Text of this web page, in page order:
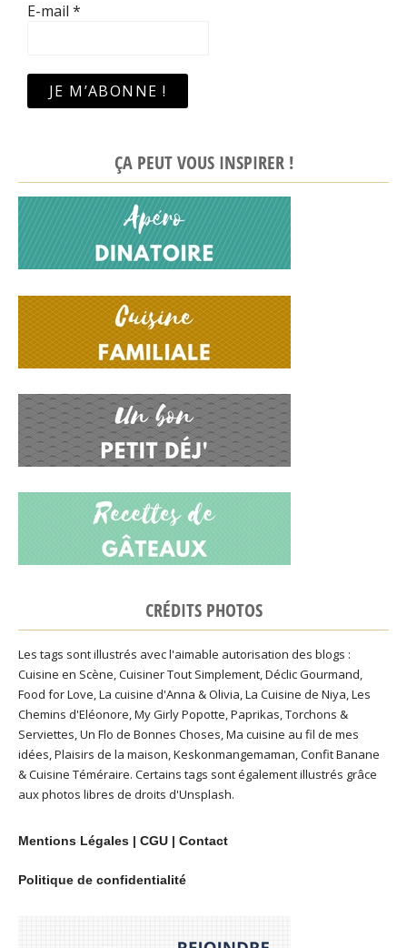
E-mail *
ÇA PEUT VOUS INSPIRER !
CRÉDITS PHOTOS
Les tags sont illustrés avec l'aimable autorisation des blogs :
Cuisine en Scène,Cuisiner Tout Simplement,Déclic Gourmand,
Food for Love,La cuisine d'Anna & Olivia,La Cuisine de Niya,Les
Chemins d'Eléonore,My Girly Popotte,Paprikas,Torchons &
Serviettes,Un Flo de Bonnes Choses,Ma cuisine au fil de mes
idées,Plaisirs de la maison,Keskonmangemaman,Confit Banane
&Cuisine Téméraire. Certains tags sont également illustrés grâce
aux photos libres de droits d'Unsplash.
Mentions Légales | CGU | Contact
Politique de confidentialité